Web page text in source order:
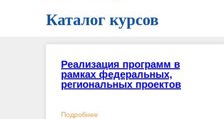
Каталог курсов
Реализация программ в
рамках федеральных,
региональных проектов
Подробнее